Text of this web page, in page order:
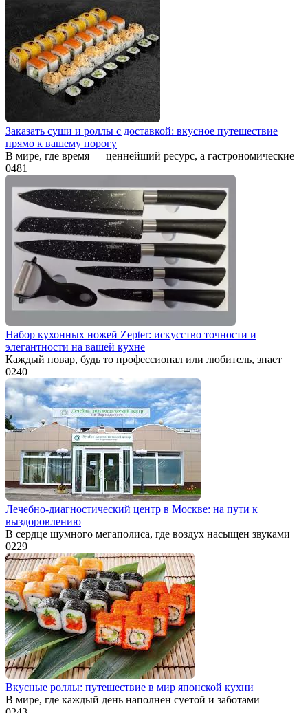
Заказать суши и роллы с доставкой: вкусное путешествие
прямо к вашему порогу
В мире, где время — ценнейший ресурс, а гастрономические
0481
Набор кухонных ножей Zepter: искусство точности и
элегантности на вашей кухне
Каждый повар, будь то профессионал или любитель, знает
0240
Лечебно-диагностический центр в Москве: на пути к
выздоровлению
В сердце шумного мегаполиса, где воздух насыщен звуками
0229
Вкусные роллы: путешествие в мир японской кухни
В мире, где каждый день наполнен суетой и заботами